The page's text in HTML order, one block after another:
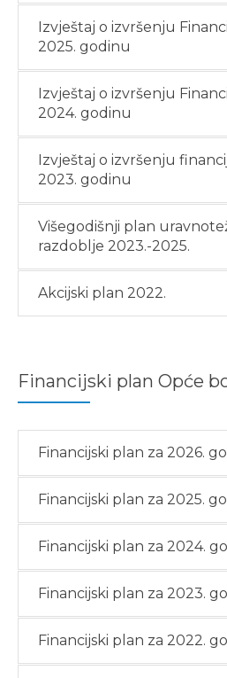
Izvještaj o izvršenju
2025. godinu
Izvještaj o izvršenju
2024. godinu
Izvještaj o izvršenju
2023. godinu
Višegodišnji plan
razdoblje 2023.-2025.
Akcijski plan 2022.
Financijski plan Opće
Financijski plan za 2026.
Financijski plan za 2025.
Financijski plan za 2024.
Financijski plan za 2023.
Financijski plan za 2022.